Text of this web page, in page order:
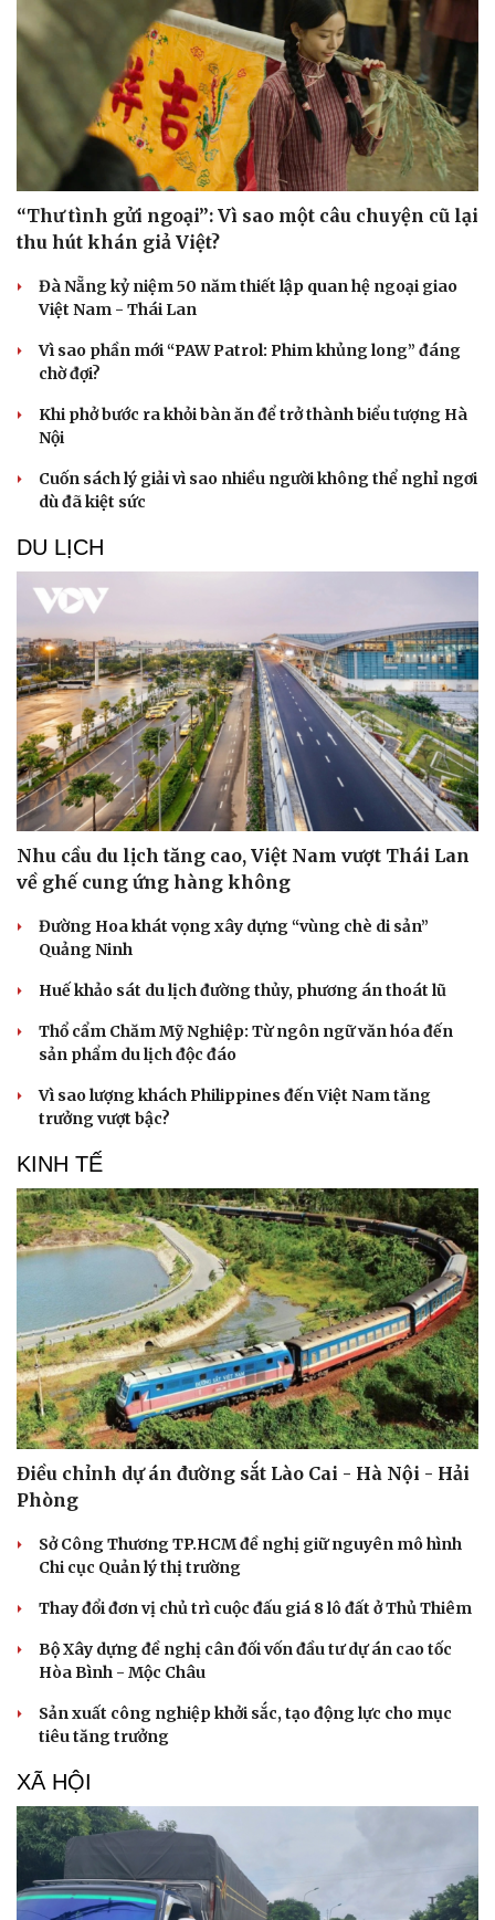
Văn hóa
Sân khấu - Điện ảnh
Văn học
Âm nhạc
Nghệ sĩ
Thời trang
Sao Việt
“Thư tình gửi ngoại”: Vì sao một câu chuyện cũ lại
thu hút khán giả Việt?
Đà Nẵng kỷ niệm 50 năm thiết lập quan hệ ngoại giao
Việt Nam - Thái Lan
Vì sao phần mới “PAW Patrol: Phim khủng long” đáng
chờ đợi?
Khi phở bước ra khỏi bàn ăn để trở thành biểu tượng Hà
Nội
Cuốn sách lý giải vì sao nhiều người không thể nghỉ ngơi
dù đã kiệt sức
DU LỊCH
Nhu cầu du lịch tăng cao, Việt Nam vượt Thái Lan
về ghế cung ứng hàng không
Đường Hoa khát vọng xây dựng “vùng chè di sản”
Quảng Ninh
Huế khảo sát du lịch đường thủy, phương án thoát lũ
Thổ cẩm Chăm Mỹ Nghiệp: Từ ngôn ngữ văn hóa đến
sản phẩm du lịch độc đáo
Vì sao lượng khách Philippines đến Việt Nam tăng
trưởng vượt bậc?
KINH TẾ
Điều chỉnh dự án đường sắt Lào Cai - Hà Nội - Hải
Phòng
Sở Công Thương TP.HCM đề nghị giữ nguyên mô hình
Chi cục Quản lý thị trường
Thay đổi đơn vị chủ trì cuộc đấu giá 8 lô đất ở Thủ Thiêm
Bộ Xây dựng đề nghị cân đối vốn đầu tư dự án cao tốc
Hòa Bình - Mộc Châu
Sản xuất công nghiệp khởi sắc, tạo động lực cho mục
tiêu tăng trưởng
XÃ HỘI